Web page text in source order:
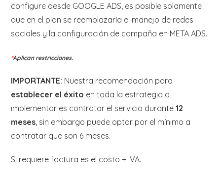
configure desde GOOGLE ADS, es posible solamente
que en el plan se reemplazaría el manejo de redes
sociales y la configuración de campaña en META ADS.
*Aplican restricciones.
IMPORTANTE: Nuestra recomendación para
establecer el éxito en toda la estrategia a
implementar es contratar el servicio durante12
meses , sin embargo puede optar por el mínimo a
contratar que son 6 meses.
Si requiere factura es el costo + IVA.